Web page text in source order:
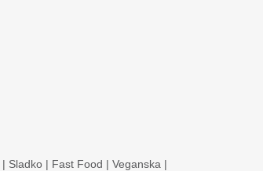
| Sladko | Fast Food | Veganska |